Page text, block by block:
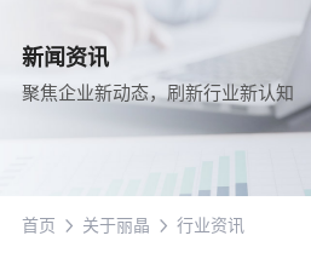
新闻资讯
聚焦企业新动态，刷新行业新认知
首页 关于丽晶 行业资讯